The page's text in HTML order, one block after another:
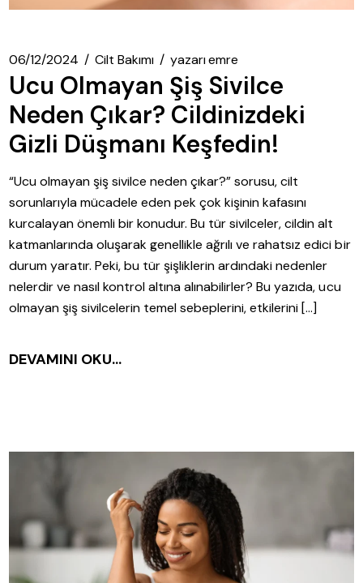
06/12/2024 Cilt Bakımı yazarıemre
Ucu Olmayan Şiş Sivilce
Neden Çıkar? Cildinizdeki
Gizli Düşmanı Keşfedin!
“Ucu olmayan şiş sivilce neden çıkar?” sorusu, cilt
sorunlarıyla mücadele eden pek çok kişinin kafasını
kurcalayan önemli bir konudur. Bu tür sivilceler, cildin alt
katmanlarında oluşarak genellikle ağrılı ve rahatsız edici bir
durum yaratır. Peki, bu tür şişliklerin ardındaki nedenler
nelerdir ve nasıl kontrol altına alınabilirler? Bu yazıda, ucu
olmayan şiş sivilcelerin temel sebeplerini, etkilerini […]
DEVAMINI OKU...